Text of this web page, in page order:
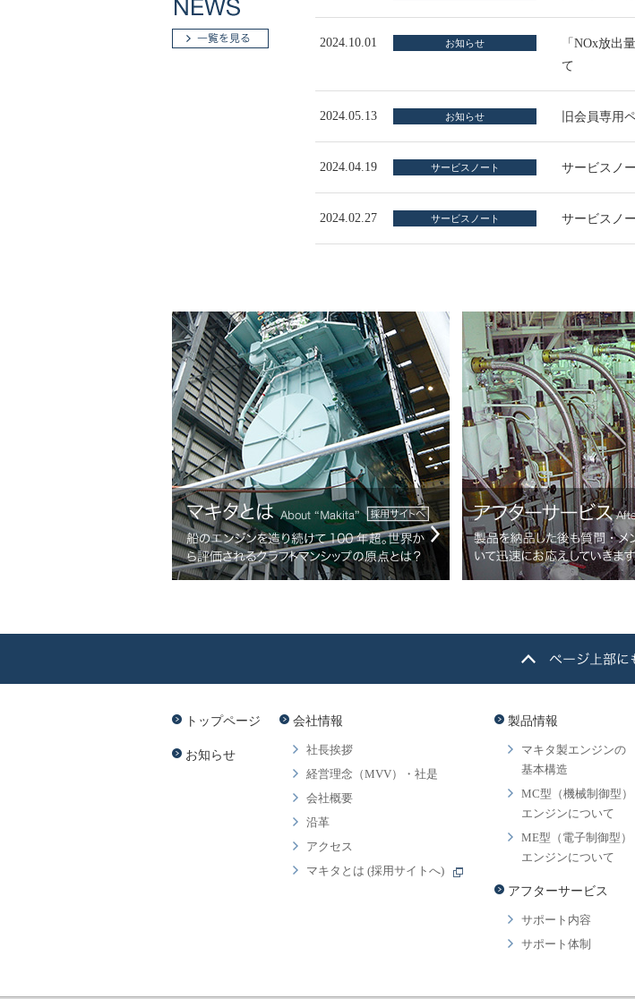
2024.10.01 お知らせ
「NOx放出
て
2024.05.13 お知らせ 旧会員専用
2024.04.19 サービスノート サービスノ
2024.02.27 サービスノート サービスノ
トップページ
お知らせ
会社情報
社長挨拶
経営理念（MVV）・社是
会社概要
沿革
アクセス
マキタとは (採用サイトへ)
製品情報
マキタ製エンジンの
基本構造
MC型（機械制御型）
エンジンについて
ME型（電子制御型）
エンジンについて
アフターサービス
サポート内容
サポート体制